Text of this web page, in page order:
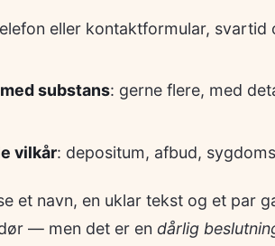
eller kontaktformular,
substans: gerne flere, med
vilkår: depositum, afbud,
et navn, en uklar tekst og et par
— men det er en dårlig